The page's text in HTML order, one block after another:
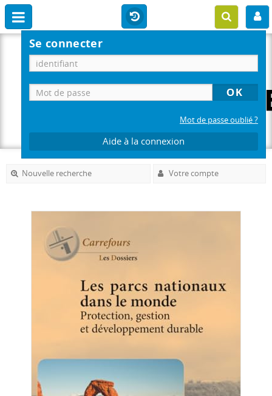
Se connecter
Mot de passe oublié ?
Aide à la connexion
Nouvelle recherche Votre compte